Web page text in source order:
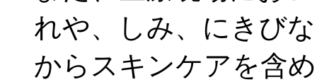
れや、しみ、にきび
からスキンケアを含